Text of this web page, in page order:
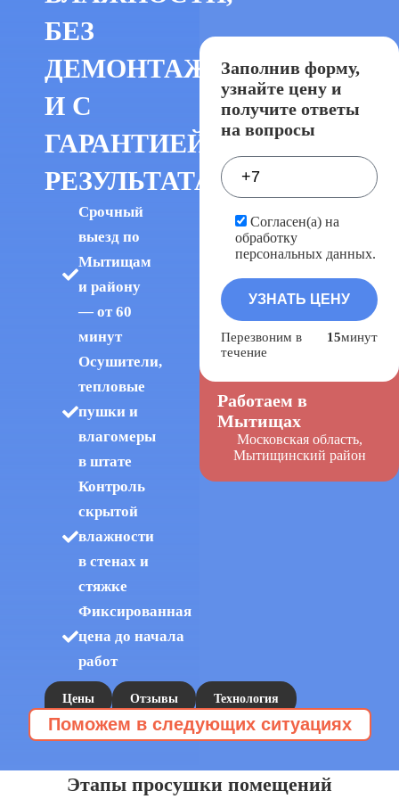
БЕЗ
ДЕМОНТАЖА
И С
ГАРАНТИЕЙ
РЕЗУЛЬТАТА
Срочный
выезд по
Мытищам
и району
— от 60
минут
Осушители,
тепловые
пушки и
влагомеры
в штате
Контроль
скрытой
влажности
в стенах и
стяжке
Фиксированная
цена до начала
работ
Цены Отзывы Технология
Заполнив форму,
узнайте цену и
получите ответы
на вопросы
Согласен(а) на
обработку
персональных данных.
Перезвоним в
течение
15минут
Работаем в
Мытищах
Московская область,
Мытищинский район
Поможем в следующих ситуациях
Этапы просушки помещений